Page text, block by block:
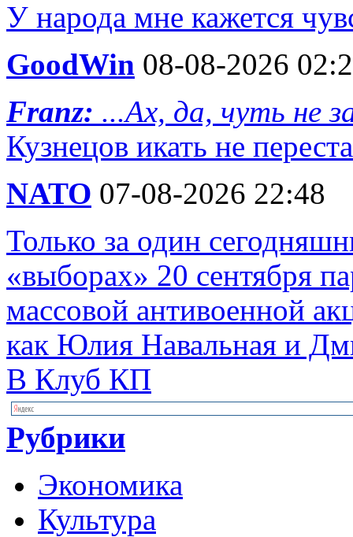
У народа мне кажется
GoodWin 08-08-2026
Franz: ...Ах, да, чуть не
Кузнецов икать не
NATO 07-08-2026 22:48
Только за один
«выборах» 20 сентября
массовой антивоенной
как Юлия Навальная и
В Клуб КП
Рубрики
Экономика
Культура